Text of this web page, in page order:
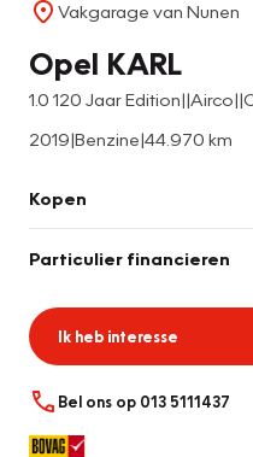
Vakgarage van Nunen
Opel KARL
1.0 120 Jaar
2019|Benzine|44.970 km
Kopen
Particulier financieren
Ik heb interesse
Bel ons op 013 5111437